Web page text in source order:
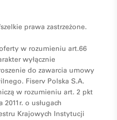
prawa zastrzeżone.
w rozumieniu art.66
wyłącznie
do zawarcia umowy
Fiserv Polska S.A.
w rozumieniu art. 2 pkt
o usługach
Krajowych Instytucji